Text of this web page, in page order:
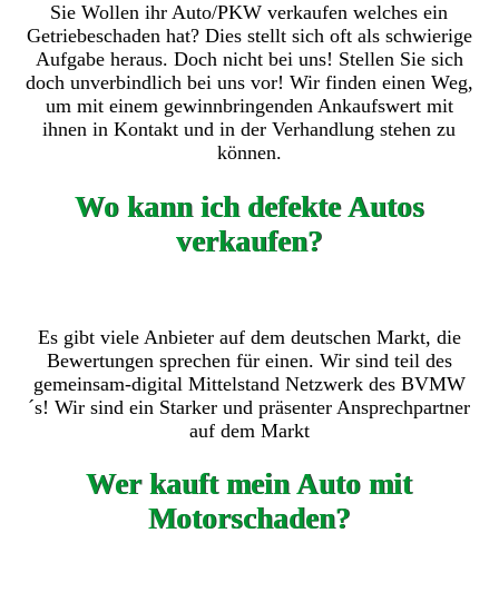
Sie Wollen ihr Auto/PKW verkaufen welches ein
Getriebeschaden hat? Dies stellt sich oft als schwierige
Aufgabe heraus. Doch nicht bei uns! Stellen Sie sich
doch unverbindlich bei uns vor! Wir finden einen Weg,
um mit einem gewinnbringenden Ankaufswert mit
ihnen in Kontakt und in der Verhandlung stehen zu
können.
Wo kann ich defekte Autos
verkaufen?
Es gibt viele Anbieter auf dem deutschen Markt, die
Bewertungen sprechen für einen. Wir sind teil des
gemeinsam-digital Mittelstand Netzwerk des BVMW
´s! Wir sind ein Starker und präsenter Ansprechpartner
auf dem Markt
Wer kauft mein Auto mit
Motorschaden?